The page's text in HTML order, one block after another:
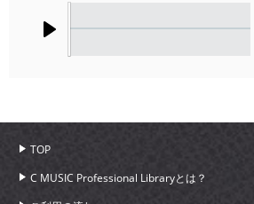
TOP
C MUSIC Professional Libraryとは？